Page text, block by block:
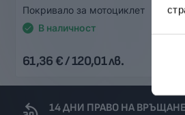
Покривало за мотоциклет
В наличност
61,36 € / 120,01 лв.
14 ДНИ ПРАВО НА ВРЪЩАНЕ